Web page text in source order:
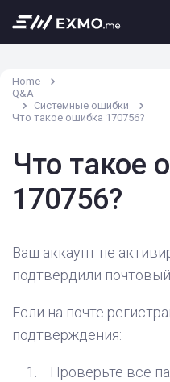
Home
Q&A
Системные ошибки
Что такое ошибка 170756?
Что такое
170756?
Ваш аккаунт не
подтвердили
Если на почте
подтверждения:
Проверьте все